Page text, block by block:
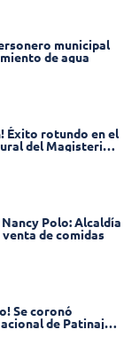
municipal
de agua
Éxito rotundo en el
del Magisterio
Polo: Alcaldía
de comidas
Se coronó
de Patinaje